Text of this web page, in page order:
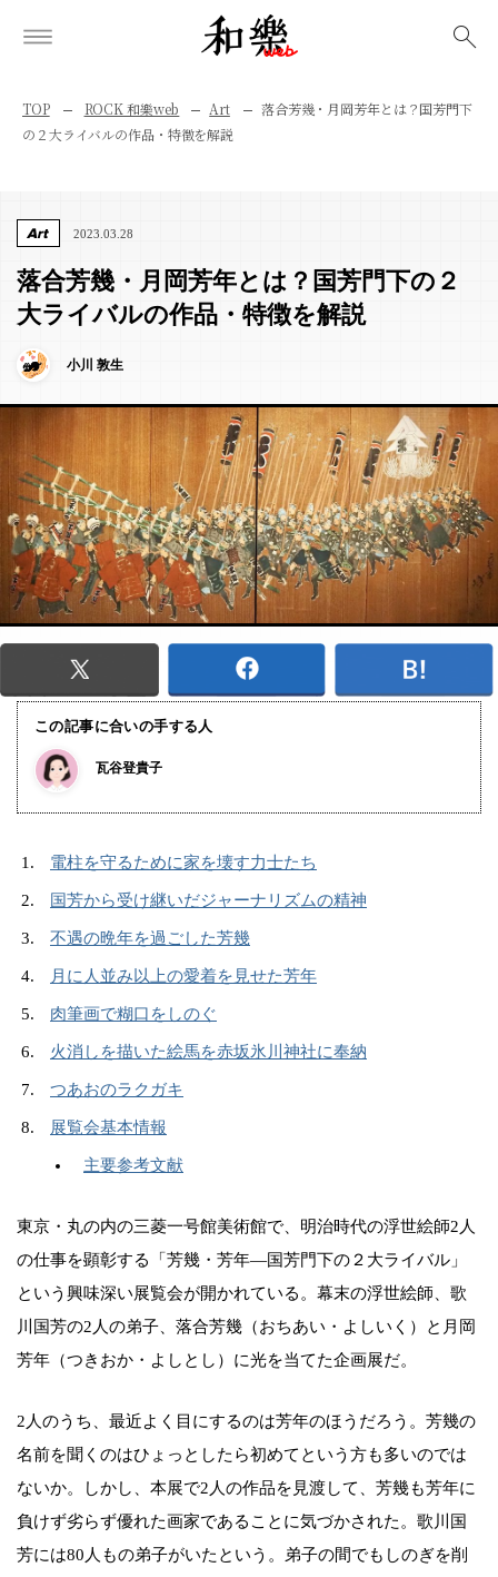
TOP ROCK 和樂web Art
落合芳幾・月岡芳年とは？国芳門下
の２大ライバルの作品・特徴を解説
Art 2023.03.28
落合芳幾・月岡芳年とは？国芳門下の２
大ライバルの作品・特徴を解説
小川 敦生
この記事に合いの手する人
瓦谷登貴子
電柱を守るために家を壊す力士たち
国芳から受け継いだジャーナリズムの精神
不遇の晩年を過ごした芳幾
月に人並み以上の愛着を見せた芳年
肉筆画で糊口をしのぐ
火消しを描いた絵馬を赤坂氷川神社に奉納
つあおのラクガキ
展覧会基本情報
主要参考文献
東京・丸の内の三菱一号館美術館で、明治時代の浮世絵師2人
の仕事を顕彰する「芳幾・芳年―国芳門下の２大ライバル」
という興味深い展覧会が開かれている。幕末の浮世絵師、歌
川国芳の2人の弟子、落合芳幾（おちあい・よしいく）と月岡
芳年（つきおか・よしとし）に光を当てた企画展だ。
2人のうち、最近よく目にするのは芳年のほうだろう。芳幾の
名前を聞くのはひょっとしたら初めてという方も多いのでは
ないか。しかし、本展で2人の作品を見渡して、芳幾も芳年に
負けず劣らず優れた画家であることに気づかされた。歌川国
芳には80人もの弟子がいたという。弟子の間でもしのぎを削